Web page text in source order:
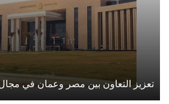
تعزيز التعاون بين مصر وعمان في